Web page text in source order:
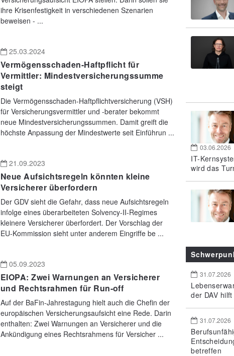
ihre Krisenfestigkeit in verschiedenen Szenarien
beweisen - ...
25.03.2024
Vermögensschaden-Haftpflicht für
Vermittler: Mindestversicherungssumme
steigt
Die Vermögensschaden-Haftpflichtversicherung (VSH)
für Versicherungsvermittler und -berater bekommt
neue Mindestversicherungssummen. Damit greift die
höchste Anpassung der Mindestwerte seit Einführun ...
21.09.2023
Neue Aufsichtsregeln könnten kleine
Versicherer überfordern
Der GDV sieht die Gefahr, dass neue Aufsichtsregeln
infolge eines überarbeiteten Solvency-II-Regimes
kleinere Versicherer überfordert. Der Vorschlag der
EU-Kommission sieht unter anderem Eingriffe be ...
05.09.2023
EIOPA: Zwei Warnungen an Versicherer
und Rechtsrahmen für Run-off
Auf der BaFin-Jahrestagung hielt auch die Chefin der
europäischen Versicherungsaufsicht eine Rede. Darin
enthalten: Zwei Warnungen an Versicherer und die
Ankündigung eines Rechtsrahmens für Versicher ...
03.06.2026
IT-
wird das
31.07.2026
der DAV
31.07.2026
betreffen